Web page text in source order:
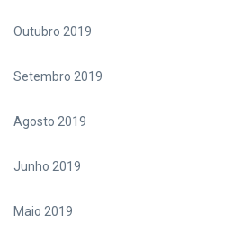
Outubro 2019
Setembro 2019
Agosto 2019
Junho 2019
Maio 2019